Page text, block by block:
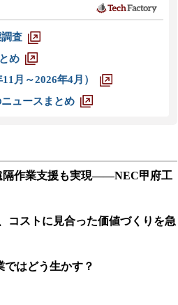
査
め
月～2026年4月）
ュースまとめ
隔作業支援も実現――NEC甲府工
コストに見合った価値づくりを急
はどう生かす？